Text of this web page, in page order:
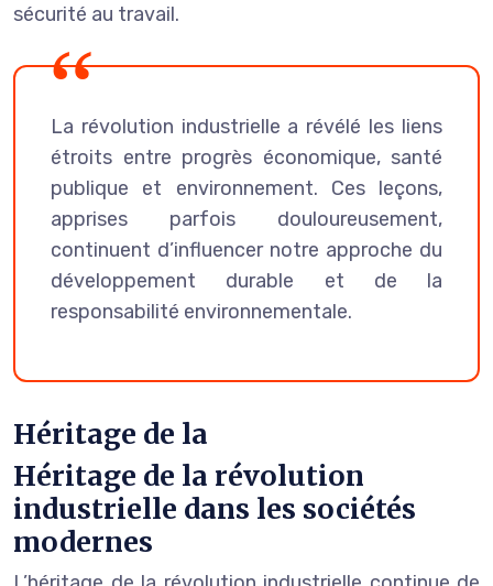
sécurité au travail.
La révolution industrielle a révélé les liens
étroits entre progrès économique, santé
publique et environnement. Ces leçons,
apprises parfois douloureusement,
continuent d’influencer notre approche du
développement durable et de la
responsabilité environnementale.
Héritage de la
Héritage de la révolution
industrielle dans les sociétés
modernes